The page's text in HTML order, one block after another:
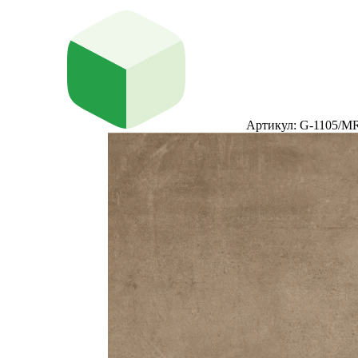
Артикул: G-1105/